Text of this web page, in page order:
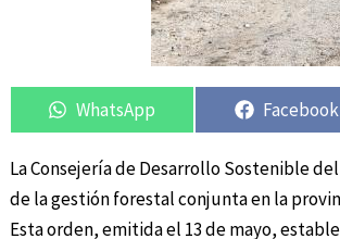
Compartir
en
WhatsApp
en
Facebook
La Consejería de Desarrollo Sostenible
de la gestión forestal conjunta en la
Esta orden, emitida el 13 de mayo,
Compartir
en en